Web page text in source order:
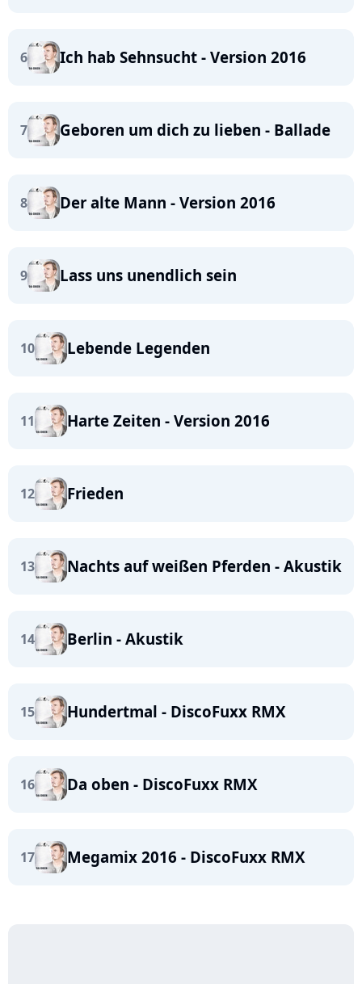
6 Ich hab Sehnsucht - Version 2016
7 Geboren um dich zu lieben - Ballade
8 Der alte Mann - Version 2016
9 Lass uns unendlich sein
10 Lebende Legenden
11 Harte Zeiten - Version 2016
12 Frieden
13 Nachts auf weißen Pferden - Akustik
14 Berlin - Akustik
15 Hundertmal - DiscoFuxx RMX
16 Da oben - DiscoFuxx RMX
17 Megamix 2016 - DiscoFuxx RMX